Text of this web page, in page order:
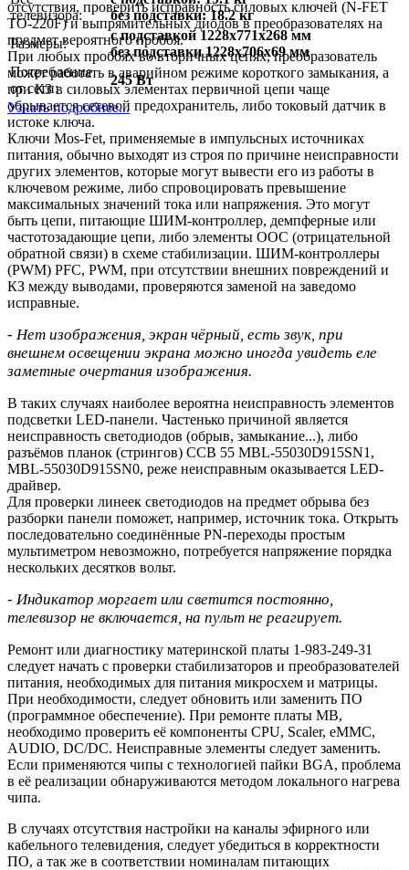
телевизора:
без подставки: 18.2 кг
Размеры:
с подставкой 1228x771x268 мм
без подставки 1228x706x69 мм
Потребление
от сети:
245 Вт
Узнать подробнее...
отсутствия, проверить исправность силовых ключей (N-FET
TO-220F) и выпрямительных диодов в преобразователях на
предмет вероятного пробоя.
При любых пробоях во вторичных цепях, преобразователь
может работать в аварийном режиме короткого замыкания, а
при КЗ в силовых элементах первичной цепи чаще
обрывается сетевой предохранитель, либо токовый датчик в
истоке ключа.
Ключи Mos-Fet, применяемые в импульсных источниках
питания, обычно выходят из строя по причине неисправности
других элементов, которые могут вывести его из работы в
ключевом режиме, либо спровоцировать превышение
максимальных значений тока или напряжения. Это могут
быть цепи, питающие ШИМ-контроллер, демпферные или
частотозадающие цепи, либо элементы ООС (отрицательной
обратной связи) в схеме стабилизации. ШИМ-контроллеры
(PWM) PFC, PWM, при отсутствии внешних повреждений и
КЗ между выводами, проверяются заменой на заведомо
исправные.
- Нет изображения, экран чёрный, есть звук, при
внешнем освещении экрана можно иногда увидеть еле
заметные очертания изображения.
В таких случаях наиболее вероятна неисправность элементов
подсветки LED-панели. Частенько причиной является
неисправность светодиодов (обрыв, замыкание...), либо
разъёмов планок (стрингов) CCB 55 MBL-55030D915SN1,
MBL-55030D915SN0, реже неисправным оказывается LED-
драйвер.
Для проверки линеек светодиодов на предмет обрыва без
разборки панели поможет, например, источник тока. Открыть
последовательно соединённые PN-переходы простым
мультиметром невозможно, потребуется напряжение порядка
нескольких десятков вольт.
- Индикатор моргает или светится постоянно,
телевизор не включается, на пульт не реагирует.
Ремонт или диагностику материнской платы 1-983-249-31
следует начать с проверки стабилизаторов и преобразователей
питания, необходимых для питания микросхем и матрицы.
При необходимости, следует обновить или заменить ПО
(программное обеспечение). При ремонте платы MB,
необходимо проверить её компоненты CPU, Scaler, eMMC,
AUDIO, DC/DC. Неисправные элементы следует заменить.
Если применяются чипы с технологией пайки BGA, проблема
в её реализации обнаруживаются методом локального нагрева
чипа.
В случаях отсутствия настройки на каналы эфирного или
кабельного телевидения, следует убедиться в корректности
ПО, а так же в соответствии номиналам питающих